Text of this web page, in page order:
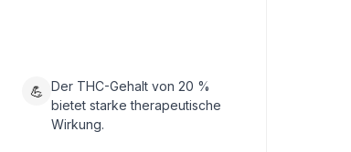
💪 Der THC-Gehalt von 20 %
bietet starke therapeutische
Wirkung.